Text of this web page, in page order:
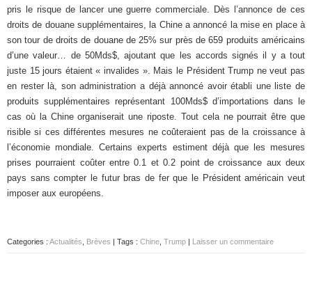
pris le risque de lancer une guerre commerciale. Dès l’annonce de ces
droits de douane supplémentaires, la Chine a annoncé la mise en place à
son tour de droits de douane de 25% sur près de 659 produits américains
d’une valeur… de 50Mds$, ajoutant que les accords signés il y a tout
juste 15 jours étaient « invalides ». Mais le Président Trump ne veut pas
en rester là, son administration a déjà annoncé avoir établi une liste de
produits supplémentaires représentant 100Mds$ d’importations dans le
cas où la Chine organiserait une riposte. Tout cela ne pourrait être que
risible si ces différentes mesures ne coûteraient pas de la croissance à
l’économie mondiale. Certains experts estiment déjà que les mesures
prises pourraient coûter entre 0.1 et 0.2 point de croissance aux deux
pays sans compter le futur bras de fer que le Président américain veut
imposer aux européens.
Categories : Actualités Brèves | Tags : Chine Trump | Laisser un commentaire